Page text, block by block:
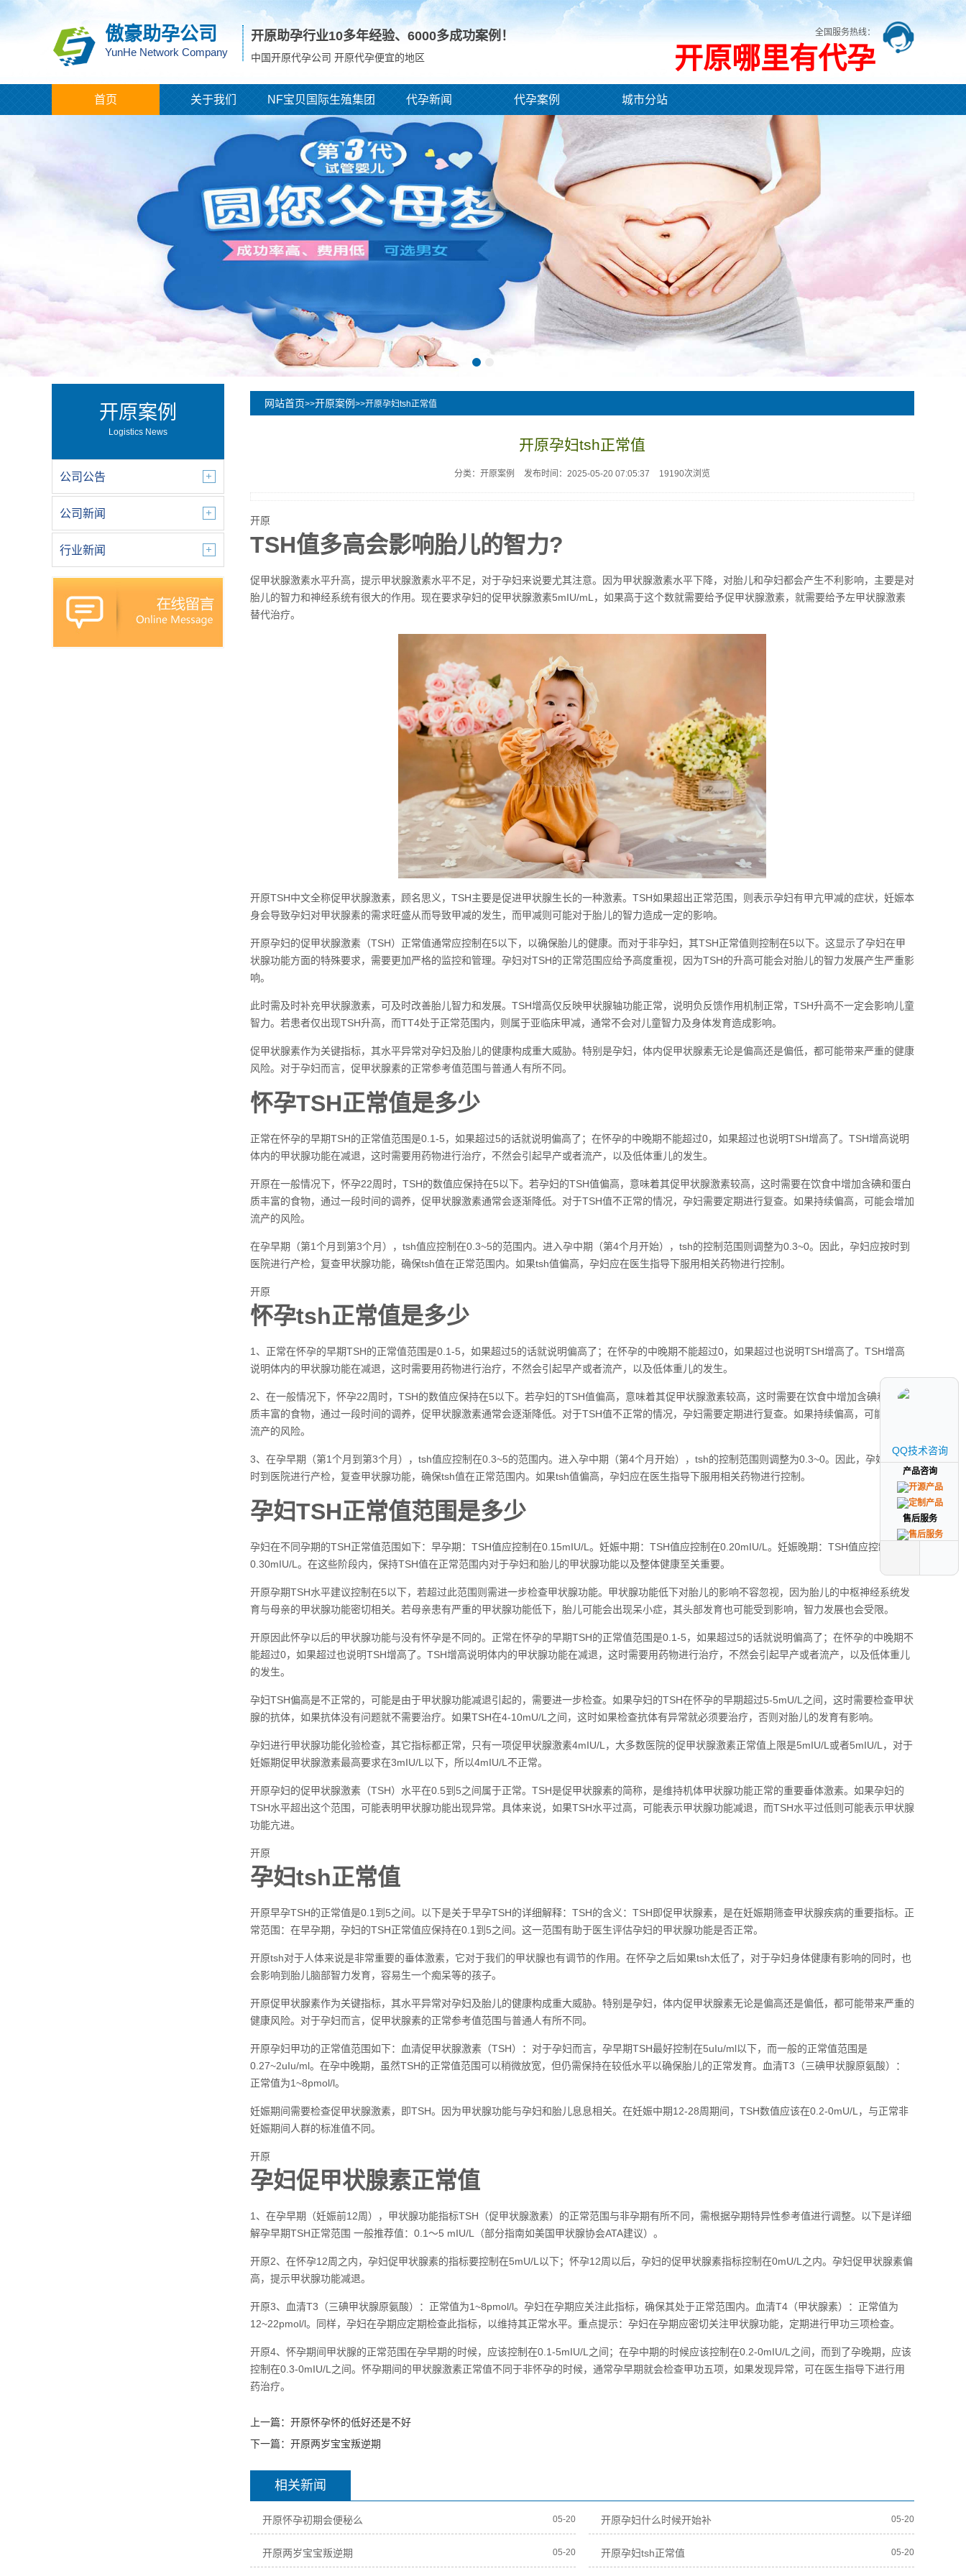
傲豪助孕公司
YunHe Network Company
开原助孕行业10多年经验、 6000多成功案例！
中国开原代孕公司 开原代孕便宜的地区
全国服务热线：
开原哪里有代孕
首页 关于我们 NF宝贝国际生殖集团 代孕新闻 代孕案例 城市分站
开原案例
Logistics News
公司公告
公司新闻
行业新闻
网站首页>>开原案例 >>开原孕妇tsh正常值
开原孕妇tsh正常值
分类：开原案例 发布时间：2025-05-20 07:05:37 19190次浏览
开原
TSH值多高会影响胎儿的智力?
促甲状腺激素水平升高，提示甲状腺激素水平不足，对于孕妇来说要尤其注意。因为甲状腺激素水平下降，对胎儿和孕妇都会产生不利影响，主要是对
胎儿的智力和神经系统有很大的作用。现在要求孕妇的促甲状腺激素5mIU/mL，如果高于这个数就需要给予促甲状腺激素，就需要给予左甲状腺激素
替代治疗。
开原TSH中文全称促甲状腺激素，顾名思义，TSH主要是促进甲状腺生长的一种激素。TSH如果超出正常范围，则表示孕妇有甲亢甲减的症状，妊娠本
身会导致孕妇对甲状腺素的需求旺盛从而导致甲减的发生，而甲减则可能对于胎儿的智力造成一定的影响。
开原孕妇的促甲状腺激素（TSH）正常值通常应控制在5以下，以确保胎儿的健康。而对于非孕妇，其TSH正常值则控制在5以下。这显示了孕妇在甲
状腺功能方面的特殊要求，需要更加严格的监控和管理。孕妇对TSH的正常范围应给予高度重视，因为TSH的升高可能会对胎儿的智力发展产生严重影
响。
此时需及时补充甲状腺激素，可及时改善胎儿智力和发展。TSH增高仅反映甲状腺轴功能正常，说明负反馈作用机制正常，TSH升高不一定会影响儿童
智力。若患者仅出现TSH升高，而TT4处于正常范围内，则属于亚临床甲减，通常不会对儿童智力及身体发育造成影响。
促甲状腺素作为关键指标，其水平异常对孕妇及胎儿的健康构成重大威胁。特别是孕妇，体内促甲状腺素无论是偏高还是偏低，都可能带来严重的健康
风险。对于孕妇而言，促甲状腺素的正常参考值范围与普通人有所不同。
怀孕TSH正常值是多少
正常在怀孕的早期TSH的正常值范围是0.1-5，如果超过5的话就说明偏高了；在怀孕的中晚期不能超过0，如果超过也说明TSH增高了。TSH增高说明
体内的甲状腺功能在减退，这时需要用药物进行治疗，不然会引起早产或者流产，以及低体重儿的发生。
开原在一般情况下，怀孕22周时，TSH的数值应保持在5以下。若孕妇的TSH值偏高，意味着其促甲状腺激素较高，这时需要在饮食中增加含碘和蛋白
质丰富的食物，通过一段时间的调养，促甲状腺激素通常会逐渐降低。对于TSH值不正常的情况，孕妇需要定期进行复查。如果持续偏高，可能会增加
流产的风险。
在孕早期（第1个月到第3个月），tsh值应控制在0.3~5的范围内。进入孕中期（第4个月开始），tsh的控制范围则调整为0.3~0。因此，孕妇应按时到
医院进行产检，复查甲状腺功能，确保tsh值在正常范围内。如果tsh值偏高，孕妇应在医生指导下服用相关药物进行控制。
开原
怀孕tsh正常值是多少
1、正常在怀孕的早期TSH的正常值范围是0.1-5，如果超过5的话就说明偏高了；在怀孕的中晚期不能超过0，如果超过也说明TSH增高了。TSH增高
说明体内的甲状腺功能在减退，这时需要用药物进行治疗，不然会引起早产或者流产，以及低体重儿的发生。
2、在一般情况下，怀孕22周时，TSH的数值应保持在5以下。若孕妇的TSH值偏高，意味着其促甲状腺激素较高，这时需要在饮食中增加含碘和蛋白
质丰富的食物，通过一段时间的调养，促甲状腺激素通常会逐渐降低。对于TSH值不正常的情况，孕妇需要定期进行复查。如果持续偏高，可能会增加
流产的风险。
3、在孕早期（第1个月到第3个月），tsh值应控制在0.3~5的范围内。进入孕中期（第4个月开始），tsh的控制范围则调整为0.3~0。因此，孕妇应按
时到医院进行产检，复查甲状腺功能，确保tsh值在正常范围内。如果tsh值偏高，孕妇应在医生指导下服用相关药物进行控制。
孕妇TSH正常值范围是多少
孕妇在不同孕期的TSH正常值范围如下：早孕期：TSH值应控制在0.15mIU/L。妊娠中期：TSH值应控制在0.20mIU/L。妊娠晚期：TSH值应控制在
0.30mIU/L。在这些阶段内，保持TSH值在正常范围内对于孕妇和胎儿的甲状腺功能以及整体健康至关重要。
开原孕期TSH水平建议控制在5以下，若超过此范围则需进一步检查甲状腺功能。甲状腺功能低下对胎儿的影响不容忽视，因为胎儿的中枢神经系统发
育与母亲的甲状腺功能密切相关。若母亲患有严重的甲状腺功能低下，胎儿可能会出现呆小症，其头部发育也可能受到影响，智力发展也会受限。
开原因此怀孕以后的甲状腺功能与没有怀孕是不同的。正常在怀孕的早期TSH的正常值范围是0.1-5，如果超过5的话就说明偏高了；在怀孕的中晚期不
能超过0，如果超过也说明TSH增高了。TSH增高说明体内的甲状腺功能在减退，这时需要用药物进行治疗，不然会引起早产或者流产，以及低体重儿
的发生。
孕妇TSH偏高是不正常的，可能是由于甲状腺功能减退引起的，需要进一步检查。如果孕妇的TSH在怀孕的早期超过5-5mU/L之间，这时需要检查甲状
腺的抗体，如果抗体没有问题就不需要治疗。如果TSH在4-10mU/L之间，这时如果检查抗体有异常就必须要治疗，否则对胎儿的发育有影响。
孕妇进行甲状腺功能化验检查，其它指标都正常，只有一项促甲状腺激素4mIU/L，大多数医院的促甲状腺激素正常值上限是5mIU/L或者5mIU/L，对于
妊娠期促甲状腺激素最高要求在3mIU/L以下，所以4mIU/L不正常。
开原孕妇的促甲状腺激素（TSH）水平在0.5到5之间属于正常。TSH是促甲状腺素的简称，是维持机体甲状腺功能正常的重要垂体激素。如果孕妇的
TSH水平超出这个范围，可能表明甲状腺功能出现异常。具体来说，如果TSH水平过高，可能表示甲状腺功能减退，而TSH水平过低则可能表示甲状腺
功能亢进。
开原
孕妇tsh正常值
开原早孕TSH的正常值是0.1到5之间。以下是关于早孕TSH的详细解释：TSH的含义：TSH即促甲状腺素，是在妊娠期筛查甲状腺疾病的重要指标。正
常范围：在早孕期，孕妇的TSH正常值应保持在0.1到5之间。这一范围有助于医生评估孕妇的甲状腺功能是否正常。
开原tsh对于人体来说是非常重要的垂体激素，它对于我们的甲状腺也有调节的作用。在怀孕之后如果tsh太低了，对于孕妇身体健康有影响的同时，也
会影响到胎儿脑部智力发育，容易生一个痴呆等的孩子。
开原促甲状腺素作为关键指标，其水平异常对孕妇及胎儿的健康构成重大威胁。特别是孕妇，体内促甲状腺素无论是偏高还是偏低，都可能带来严重的
健康风险。对于孕妇而言，促甲状腺素的正常参考值范围与普通人有所不同。
开原孕妇甲功的正常值范围如下：血清促甲状腺激素（TSH）：对于孕妇而言，孕早期TSH最好控制在5uIu/ml以下，而一般的正常值范围是
0.27~2uIu/ml。在孕中晚期，虽然TSH的正常值范围可以稍微放宽，但仍需保持在较低水平以确保胎儿的正常发育。血清T3（三碘甲状腺原氨酸）：
正常值为1~8pmol/l。
妊娠期间需要检查促甲状腺激素，即TSH。因为甲状腺功能与孕妇和胎儿息息相关。在妊娠中期12-28周期间，TSH数值应该在0.2-0mU/L，与正常非
妊娠期间人群的标准值不同。
开原
孕妇促甲状腺素正常值
1、在孕早期（妊娠前12周），甲状腺功能指标TSH（促甲状腺激素）的正常范围与非孕期有所不同，需根据孕期特异性参考值进行调整。以下是详细
解孕早期TSH正常范围 一般推荐值：0.1～5 mIU/L（部分指南如美国甲状腺协会ATA建议）。
开原2、在怀孕12周之内，孕妇促甲状腺素的指标要控制在5mU/L以下；怀孕12周以后，孕妇的促甲状腺素指标控制在0mU/L之内。孕妇促甲状腺素偏
高，提示甲状腺功能减退。
开原3、血清T3（三碘甲状腺原氨酸）：正常值为1~8pmol/l。孕妇在孕期应关注此指标，确保其处于正常范围内。血清T4（甲状腺素）：正常值为
12~22pmol/l。同样，孕妇在孕期应定期检查此指标，以维持其正常水平。重点提示：孕妇在孕期应密切关注甲状腺功能，定期进行甲功三项检查。
开原4、怀孕期间甲状腺的正常范围在孕早期的时候，应该控制在0.1-5mIU/L之间；在孕中期的时候应该控制在0.2-0mIU/L之间，而到了孕晚期，应该
控制在0.3-0mIU/L之间。怀孕期间的甲状腺激素正常值不同于非怀孕的时候，通常孕早期就会检查甲功五项，如果发现异常，可在医生指导下进行用
药治疗。
上一篇： 开原怀孕怀的低好还是不好
下一篇： 开原两岁宝宝叛逆期
相关新闻
开原怀孕初期会便秘么 05-20 开原孕妇什么时候开始补 05-20
开原两岁宝宝叛逆期 05-20 开原孕妇tsh正常值 05-20
QQ技术咨询
产品咨询
售后服务
QQ技术咨询
产品咨询
售后服务